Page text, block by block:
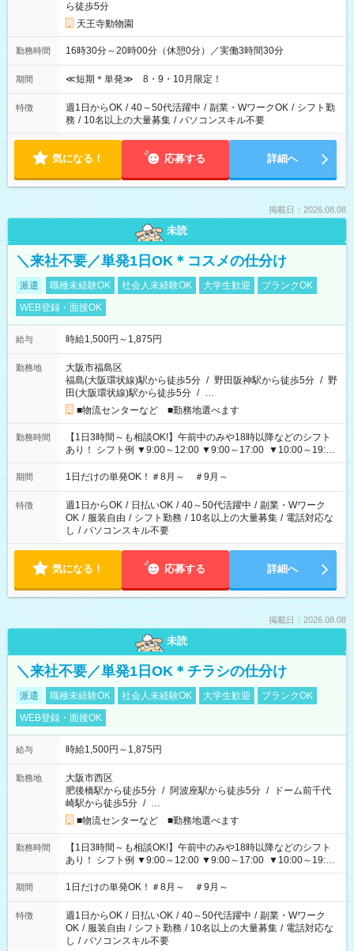
ら徒歩5分
天王寺動物園
勤務時間 16時30分～20時00分（休憩0分）／実働3時間30分
期間 ≪短期＊単発≫ 8・9・10月限定！
特徴 週1日からOK / 40～50代活躍中 / 副業・WワークOK / シフト勤
務 / 10名以上の大量募集 / パソコンスキル不要
気になる！ 応募する 詳細へ
掲載日：2026.08.08
未読
＼来社不要／単発1日OK＊コスメの仕分け
派遣 職種未経験OK 社会人未経験OK 大学生歓迎
ブランクOK
WEB登録・面接OK
給与 時給1,500円～1,875円
勤務地
大阪市福島区
福島(大阪環状線)駅から徒歩5分 / 野田阪神駅から徒歩5分 / 野
田(大阪環状線)駅から徒歩5分 / …
■物流センターなど ■勤務地選べます
勤務時間
【1日3時間～も相談OK!】午前中のみや18時以降などのシフト
あり！ シフト例 ▼9:00～12:00 ▼9:00～17:00 ▼10:00～19:00
▼18:00～21:00
期間 1日だけの単発OK！＃8月～ ＃9月～
特徴 週1日からOK / 日払いOK / 40～50代活躍中 / 副業・Wワーク
OK / 服装自由 / シフト勤務 / 10名以上の大量募集 / 電話対応な
し / パソコンスキル不要
気になる！ 応募する 詳細へ
掲載日：2026.08.08
未読
＼来社不要／単発1日OK＊チラシの仕分け
派遣 職種未経験OK 社会人未経験OK 大学生歓迎
ブランクOK
WEB登録・面接OK
給与 時給1,500円～1,875円
勤務地
大阪市西区
肥後橋駅から徒歩5分 / 阿波座駅から徒歩5分 /
ドーム前千代
崎駅から徒歩5分 / …
■物流センターなど ■勤務地選べます
勤務時間
【1日3時間～も相談OK!】午前中のみや18時以降などのシフト
あり！ シフト例 ▼9:00～12:00 ▼9:00～17:00 ▼10:00～19:00
▼18:00～21:00
期間 1日だけの単発OK！＃8月～ ＃9月～
特徴 週1日からOK / 日払いOK / 40～50代活躍中 / 副業・Wワーク
OK / 服装自由 / シフト勤務 / 10名以上の大量募集 / 電話対応な
し / パソコンスキル不要